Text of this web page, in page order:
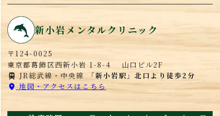
新小岩メンタルクリニック
〒124-0025
東京都葛飾区西新小岩 1-8-4 山口ビル2F
JR総武線・中央線
「新小岩駅」北口より徒歩2分
地図・アクセスはこちら